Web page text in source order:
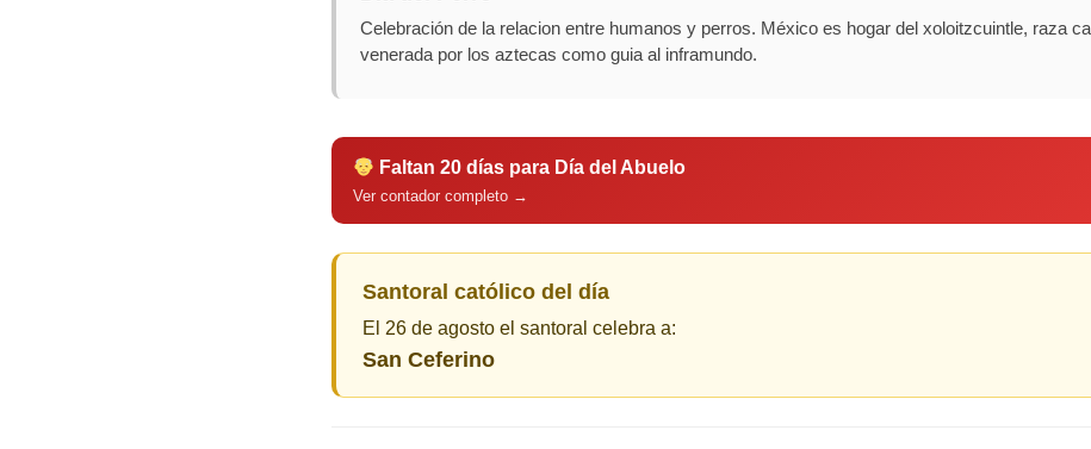
Celebración de la relacion entre humanos y perros. México es hogar del xoloitzcuintle, raza
venerada por los aztecas como guia al inframundo.
Faltan 20 días para Día del Abuelo
Ver contador completo →
Santoral católico del día
El 26 de agosto el santoral celebra a:
San Ceferino